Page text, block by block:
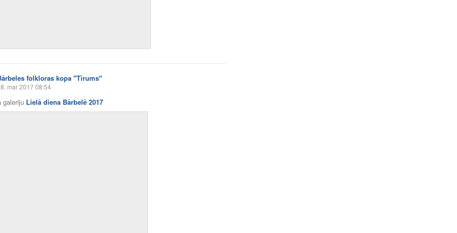
folkloras kopa "Tīrums"
mar 2017 08:54
galeriju Lielā diena Bārbelē 2017